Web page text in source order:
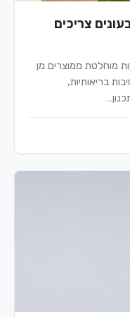
צריכים
מוחלטת ממוצרים מן
בריאותיות,